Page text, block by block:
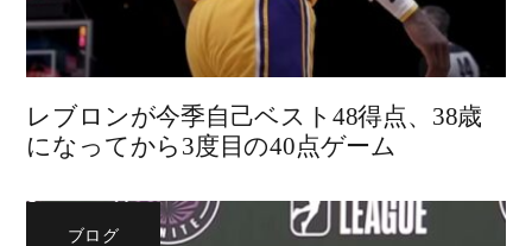
レブロンが今季自己ベスト48得点、38歳
になってから3度目の40点ゲーム
ブログ